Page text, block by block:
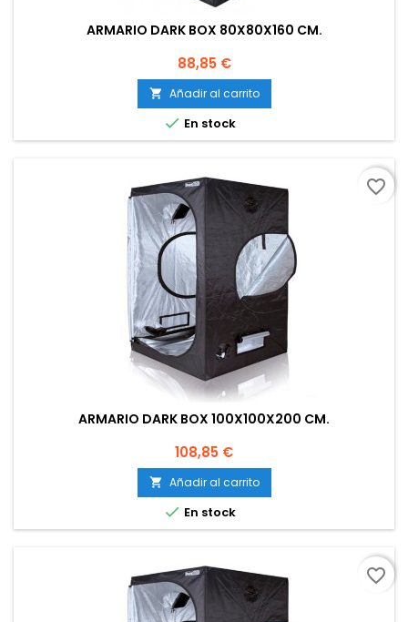
ARMARIO DARK BOX 80X80X160 CM.
Precio
88,85 €
 Añadir al carrito
 En stock
ARMARIO DARK BOX 100X100X200 CM.
Precio
108,85 €
 Añadir al carrito
 En stock
favorite_border
favorite_border